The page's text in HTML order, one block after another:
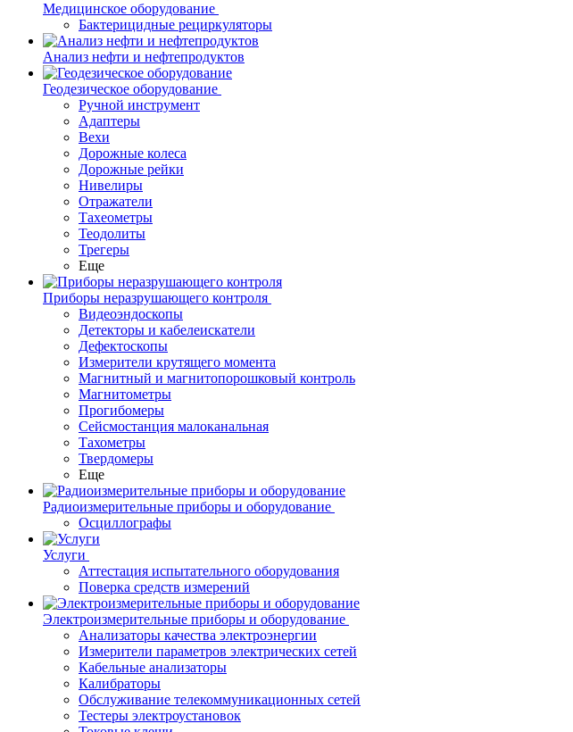
Медицинское оборудование
Бактерицидные рециркуляторы
Анализ нефти и нефтепродуктов
Геодезическое оборудование
Ручной инструмент
Адаптеры
Вехи
Дорожные колеса
Дорожные рейки
Нивелиры
Отражатели
Тахеометры
Теодолиты
Трегеры
Еще
Приборы неразрушающего контроля
Видеоэндоскопы
Детекторы и кабелеискатели
Дефектоскопы
Измерители крутящего момента
Магнитный и магнитопорошковый контроль
Магнитометры
Прогибомеры
Сейсмостанция малоканальная
Тахометры
Твердомеры
Еще
Радиоизмерительные приборы и оборудование
Осциллографы
Услуги
Аттестация испытательного оборудования
Поверка средств измерений
Электроизмерительные приборы и оборудование
Анализаторы качества электроэнергии
Измерители параметров электрических сетей
Кабельные анализаторы
Калибраторы
Обслуживание телекоммуникационных сетей
Тестеры электроустановок